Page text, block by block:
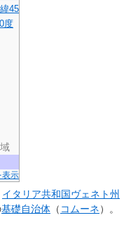
45
度
表示
イタリア共和国ヴェネト州
基礎自治体 （ コムーネ）。